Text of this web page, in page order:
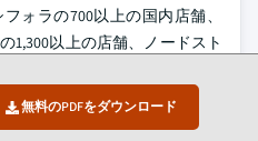
無料のPDFをダウンロード
ォラの700以上の国内店舗、
1,300以上の店舗、ノードスト
プレステージセクションを中
ーティー小売インフラの充実
貫したプレミアムヘアケアの